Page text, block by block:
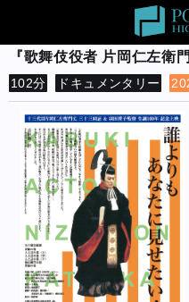
『歌舞伎役者 片岡仁左衛
102分 ドキュメンタリー